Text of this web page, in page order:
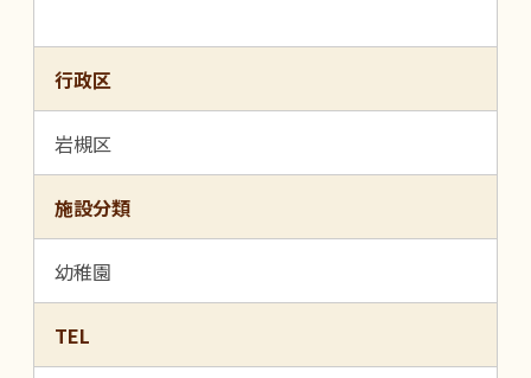
行政区
岩槻区
施設分類
幼稚園
TEL